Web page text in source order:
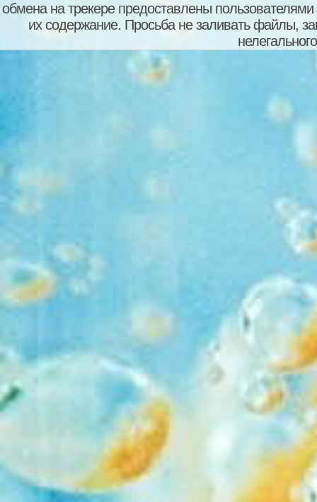
обмена на трекере предоставлены пользователями
их содержание. Просьба не заливать файлы,